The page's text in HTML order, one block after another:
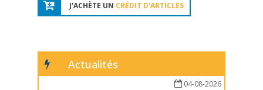
J'ACHÈTE UN CRÉDIT D'ARTICLES
Actualités
04-08-2026